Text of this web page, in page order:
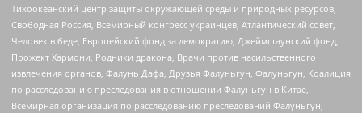
Тихоокеанский центр защиты окружающей среды и природных ресурсов,
Свободная Россия, Всемирный конгресс украинцев, Атлантический совет,
Человек в беде, Европейский фонд за демократию, Джеймстаунский фонд,
Прожект Хармони, Родники дракона, Врачи против насильственного
извлечения органов, Фалунь Дафа, Друзья Фалуньгун, Фалуньгун, Коалиция
по расследованию преследования в отношении Фалуньгун в Китае,
Всемирная организация по расследованию преследований Фалуньгун,